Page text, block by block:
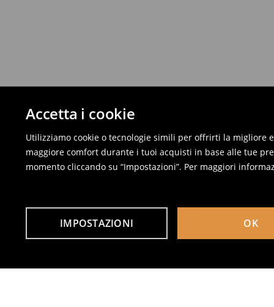
Accetta i cookie
Utilizziamo cookie o tecnologie simili per offrirti la
maggiore comfort durante i tuoi acquisti in base alle tue
momento cliccando su “Impostazioni”. Per maggiori
IMPOSTAZIONI OK